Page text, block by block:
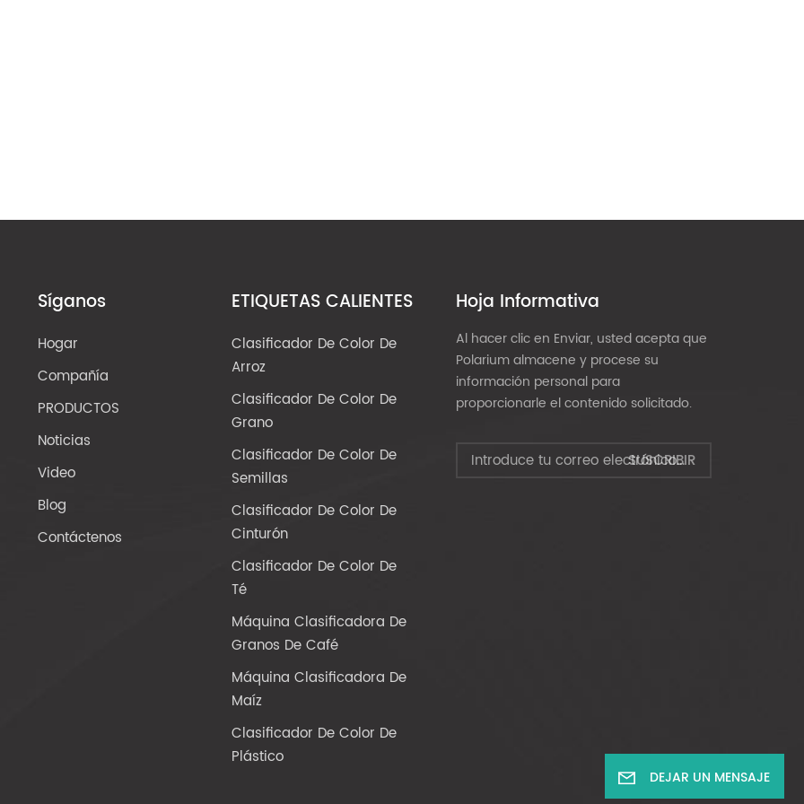
Síganos
Hogar
Compañía
PRODUCTOS
Noticias
Video
Blog
Contáctenos
ETIQUETAS CALIENTES
Clasificador De Color De
Arroz
Clasificador De Color De
Grano
Clasificador De Color De
Semillas
Clasificador De Color De
Cinturón
Clasificador De Color De
Té
Máquina Clasificadora De
Granos De Café
Máquina Clasificadora De
Maíz
Clasificador De Color De
Plástico
Hoja Informativa
Al hacer clic en Enviar, usted acepta que
Polarium almacene y procese su
información personal para
proporcionarle el contenido solicitado.
DEJAR UN MENSAJE